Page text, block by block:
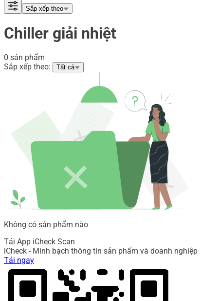
Sắp xếp theo
Chiller giải nhiệt
0 sản phẩm
Sắp xếp theo:
Tất cả
Không có sản phẩm nào
Tải App iCheck Scan
iCheck - Minh bạch thông tin sản phẩm và doanh nghiệp
Tải ngay